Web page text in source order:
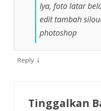
Iya, foto latar
edit tambah
photoshop
Reply ↓
Tinggalkan